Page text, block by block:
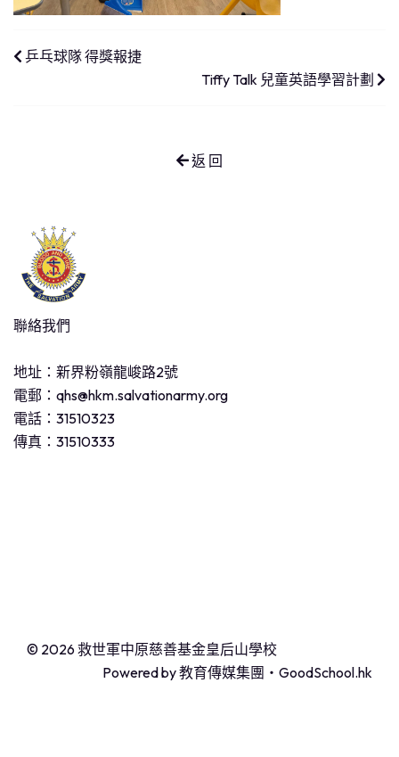
乒乓球隊 得獎報捷
Tiffy Talk 兒童英語學習計劃
返 回
聯絡我們
地址：新界粉嶺龍峻路2號
電郵： qhs@hkm.salvationarmy.org
電話：31510323
傳真：31510333
© 2026救世軍中原慈善基金皇后山學校
Powered by教育傳媒集團 ‧ GoodSchool.hk